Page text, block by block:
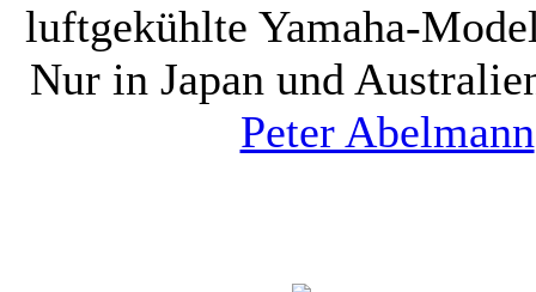
luftgekühlte Yamaha-
Nur in Japan und
Peter Abelmann